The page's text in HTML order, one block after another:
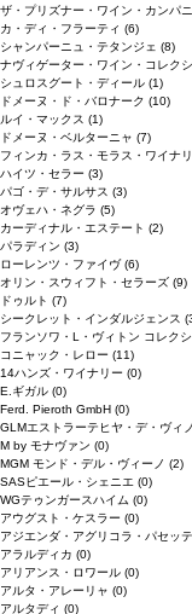
ザ・プリズナー・ワイン・カンパ
カ・ディ・フラーティ (6)
シャンパーニュ・テタンジェ (8)
ナヴィゲーター・ワイン・コレク
シュロスグート・ディール (1)
ドメーヌ・ド・バロナーク (10)
ルイ・マックス (1)
ドメーヌ・ベルターニャ (7)
フィンカ・ラス・モラス・ワイナ
ハイツ・セラー (3)
パゴ・デ・サルサス (3)
オヴェハ・ネグラ (5)
カーディナル・エステート (2)
パラディン (3)
ローレンツ・ファイヴ(6)
オリン・スウィフト・セラーズ (9)
ドゥルト (7)
シークレット・インダルジェンス
フランソワ・L・ヴィトン コレク
コニャック・レロー (11)
14ハンズ・ワイナリー (0)
E.ギガル (0)
Ferd. Pieroth GmbH (0)
GLMエストラーテヒヤ・デ・ヴィ
M by モナヴァン (0)
MGM モンド・デル・ヴィーノ (2)
SASピエール・シェニエ (0)
WGテゥンガースハイム (0)
アウグスト・ケスラー (0)
アジエンダ・アグリコラ・パセッ
アラルディカ (0)
アリアンス・ロワール (0)
アルタ・アレーリャ (0)
アルタディ (0)